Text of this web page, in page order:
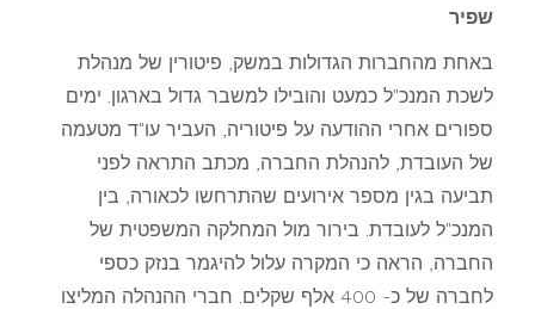
שפיר
באחת מהחברות הגדולות במשק, פיטורין של מנהלת
לשכת המנכ"ל כמעט והובילו למשבר גדול בארגון. ימים
ספורים אחרי ההודעה על פיטוריה, העביר עו"ד מטעמה
של העובדת, להנהלת החברה, מכתב התראה לפני
תביעה בגין מספר אירועים שהתרחשו לכאורה, בין
המנכ"ל לעובדת. בירור מול המחלקה המשפטית של
החברה, הראה כי המקרה עלול להיגמר בנזק כספי
לחברה של כ- 400 אלף שקלים. חברי ההנהלה המליצו